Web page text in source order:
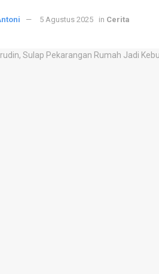
5 Agustus 2025 in Cerita